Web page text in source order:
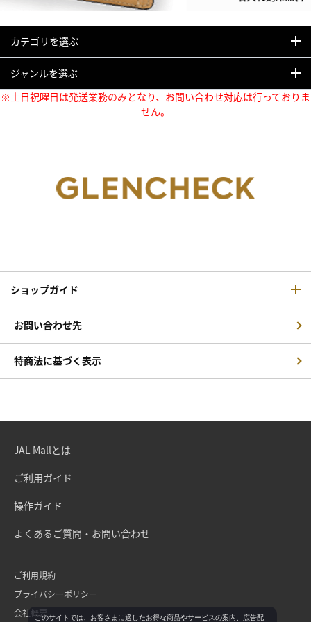
カテゴリを選ぶ
ジャンルを選ぶ
※土日祝曜日は発送業務のみとなり、お問い合わせ対応は行っておりま
せん。
ショップガイド
お問い合わせ先
特商法に基づく表示
JAL Mallとは
ご利用ガイド
操作ガイド
よくあるご質問・お問い合わせ
ご利用規約
プライバシーポリシー
会社概要このサイトでは、お客さまに適したお得な商品やサービスの案内、広告配